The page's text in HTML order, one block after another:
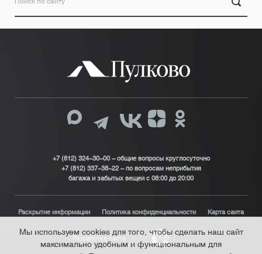
+7 (812) 324-30-00 - общие вопросы круглосуточно
+7 (812) 337-38-22 – по вопросам неприбытия
багажа и забытых вещей с 08:00 до 20:00
Раскрытие информации Политика конфиденциальности Карта сайта
Разработка сайта
Мы используем cookies для того, чтобы сделать наш сайт
максимально удобным и функциональным для